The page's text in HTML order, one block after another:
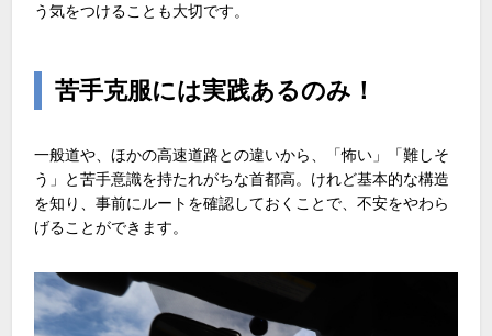
う気をつけることも大切です。
苦手克服には実践あるのみ！
一般道や、ほかの高速道路との違いから、「怖い」「難しそ
う」と苦手意識を持たれがちな首都高。けれど基本的な構造
を知り、事前にルートを確認しておくことで、不安をやわら
げることができます。